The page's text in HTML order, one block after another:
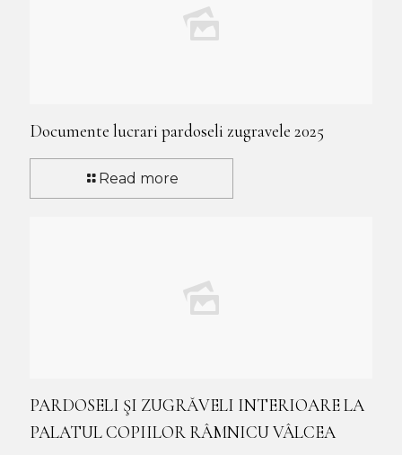
Documente lucrari pardoseli zugravele 2025
Read more
PARDOSELI ŞI ZUGRĂVELI INTERIOARE LA
PALATUL COPIILOR RÂMNICU VÂLCEA